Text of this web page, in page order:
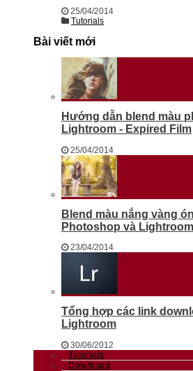
25/04/2014
Tutorials
Bài viết mới
Hướng dẫn blend màu
Lightroom - Expired Film
25/04/2014
Blend màu nắng vàng
Photoshop và Lightroom
23/04/2014
Tổng hợp các link
Lightroom
30/06/2012
Tutorials
Download